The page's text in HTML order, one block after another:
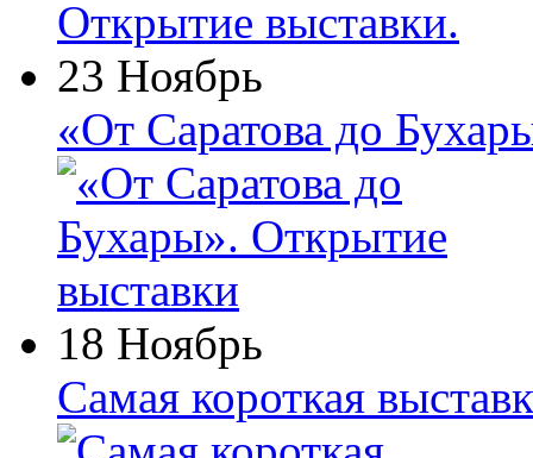
23 Ноябрь
«От Саратова до
18 Ноябрь
Самая короткая